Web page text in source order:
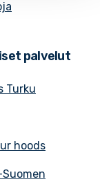
palvelut
Turku
hoods